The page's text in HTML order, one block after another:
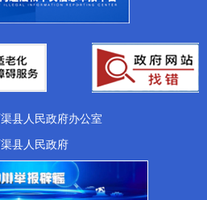
县人民政府办公室
县人民政府